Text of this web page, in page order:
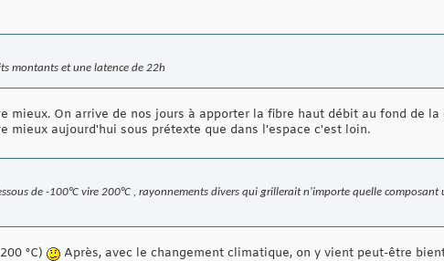
montants et une latence de 22h
On arrive de nos jours à apporter la fibre haut débit au fond de la
mieux aujourd'hui sous prétexte que dans l'espace c'est loin.
de -100°C vire 200°C , rayonnements divers qui grillerait n'importe quelle composant
°C)
Après, avec le changement climatique, on y vient peut-être